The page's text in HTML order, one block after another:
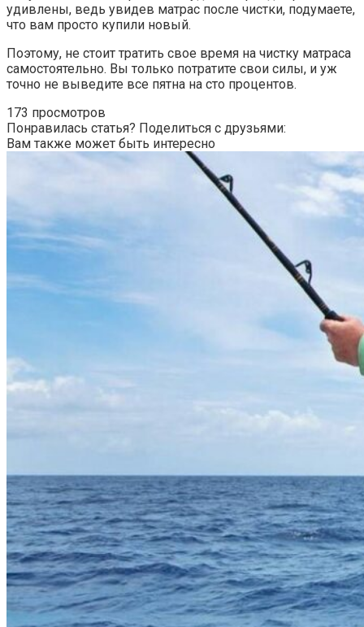
удивлены, ведь увидев матрас после чистки, подумаете,
что вам просто купили новый.
Поэтому, не стоит тратить свое время на чистку матраса
самостоятельно. Вы только потратите свои силы, и уж
точно не выведите все пятна на сто процентов.
173 просмотров
Понравилась статья? Поделиться с друзьями:
Вам также может быть интересно